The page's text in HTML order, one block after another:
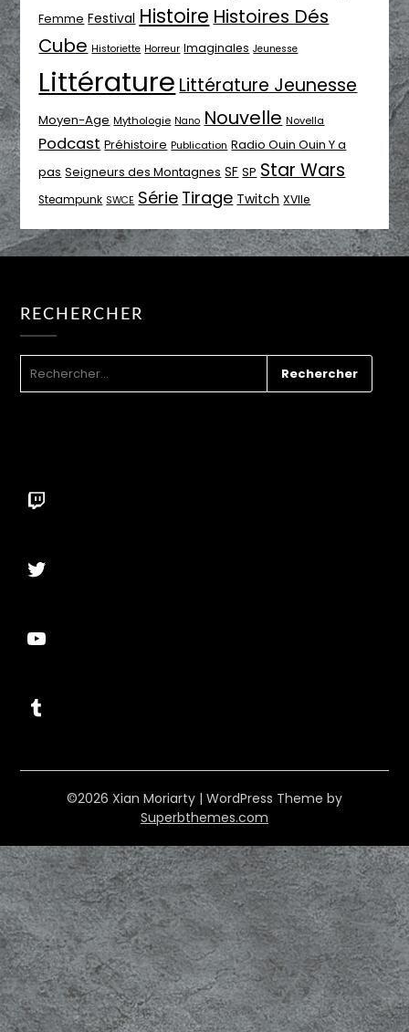
Femme Festival Histoire Histoires Dés
Cube Historiette Horreur Imaginales Jeunesse
Littérature Littérature Jeunesse
Moyen-Age Mythologie Nano Nouvelle Novella
Podcast Préhistoire Publication Radio Ouin Ouin Y a
pas Seigneurs des Montagnes SF SP Star Wars
Steampunk SWCE Série Tirage Twitch XVIIe
RECHERCHER
Twitch
Twitter
YouTube
Tumblr
©2026 Xian Moriarty | WordPress Theme by
Superbthemes.com